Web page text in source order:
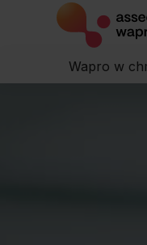
Wapro w